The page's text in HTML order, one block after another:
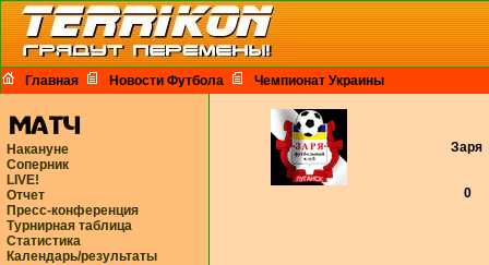
Главная Новости Футбола Чемпионат Украины
Накануне
Соперник
LIVE!
Отчет
Пресс-конференция
Турнирная таблица
Статистика
Календарь/результаты
Заря
0